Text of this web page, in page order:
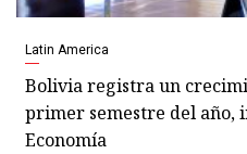
Latin America
Bolivia registra un
primer semestre del año,
Economía